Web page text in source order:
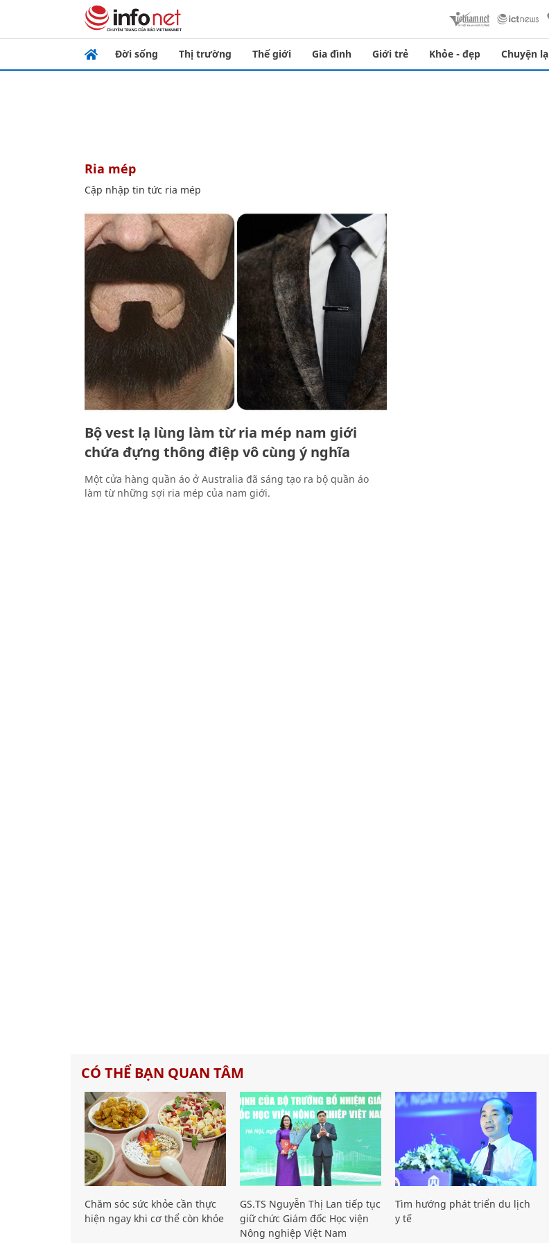
Đời sống Thị trường Thế giới Gia đình Giới trẻ Khỏe - đẹp Chuyện lạ
ria mép
Cập nhập tin tức ria mép
Bộ vest lạ lùng làm từ ria mép nam giới
chứa đựng thông điệp vô cùng ý nghĩa
Một cửa hàng quần áo ở Australia đã sáng tạo ra bộ quần áo
làm từ những sợi ria mép của nam giới.
CÓ THỂ BẠN QUAN TÂM
Chăm sóc sức khỏe cần thực
hiện ngay khi cơ thể còn khỏe
GS.TS Nguyễn Thị Lan tiếp tục
giữ chức Giám đốc Học viện
Nông nghiệp Việt Nam
Tìm hướng phát triển du lịch
y tế